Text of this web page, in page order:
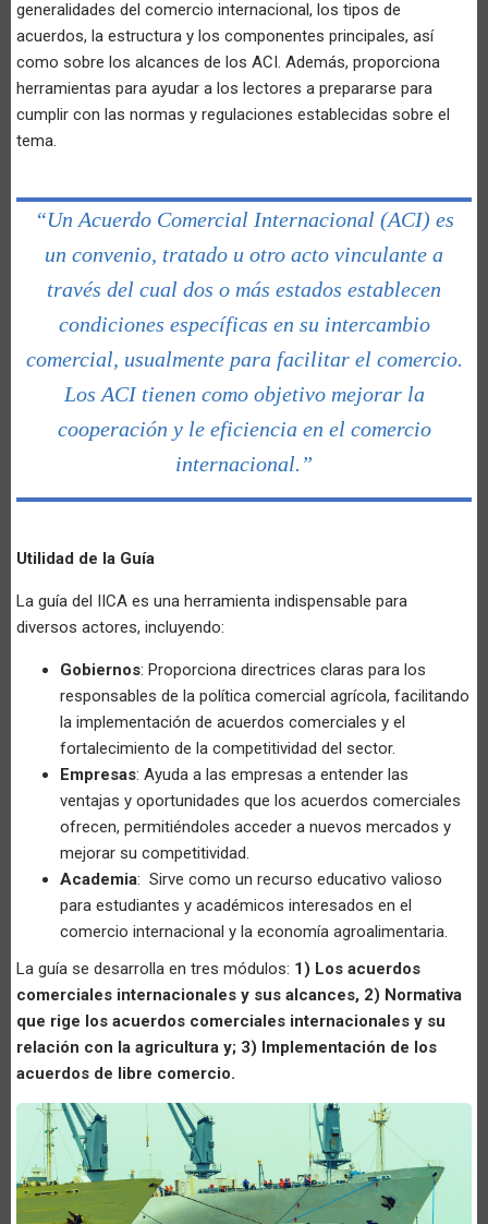
generalidades del comercio internacional, los tipos de
acuerdos, la estructura y los componentes principales, así
como sobre los alcances de los ACI. Además, proporciona
herramientas para ayudar a los lectores a prepararse para
cumplir con las normas y regulaciones establecidas sobre el
tema.
“Un Acuerdo Comercial Internacional (ACI) es
un convenio, tratado u otro acto vinculante a
través del cual dos o más estados establecen
condiciones específicas en su intercambio
comercial, usualmente para facilitar el comercio.
Los ACI tienen como objetivo mejorar la
cooperación y le eficiencia en el comercio
internacional.”
Utilidad de la Guía
La guía del IICA es una herramienta indispensable para
diversos actores, incluyendo:
Gobiernos: Proporciona directrices claras para los
responsables de la política comercial agrícola, facilitando
la implementación de acuerdos comerciales y el
fortalecimiento de la competitividad del sector.
Empresas: Ayuda a las empresas a entender las
ventajas y oportunidades que los acuerdos comerciales
ofrecen, permitiéndoles acceder a nuevos mercados y
mejorar su competitividad.
Academia: Sirve como un recurso educativo valioso
para estudiantes y académicos interesados en el
comercio internacional y la economía agroalimentaria.
La guía se desarrolla en tres módulos: 1) Los acuerdos
comerciales internacionales y sus alcances, 2) Normativa
que rige los acuerdos comerciales internacionales y su
relación con la agricultura y; 3) Implementación de los
acuerdos de libre comercio.